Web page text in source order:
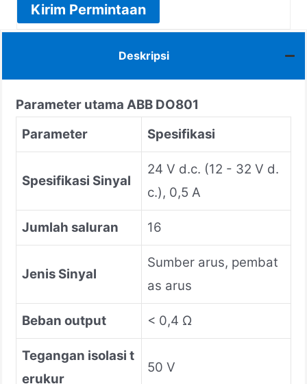
Kirim Permintaan
Deskripsi
Parameter utama ABB DO801
Parameter
Spesifikasi
Spesifikasi Sinyal
24 V d.c. (12 - 32 V d.
c.), 0,5 A
Jumlah saluran 16
Jenis Sinyal
Sumber arus, pembat
as arus
Beban output < 0,4 Ω
Tegangan isolasi t
erukur
50 V